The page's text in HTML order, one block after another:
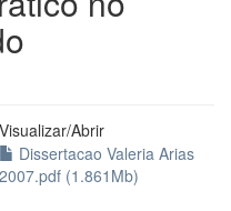
Visualizar/Abrir
Dissertacao Valeria Arias
2007.pdf (1.861Mb)